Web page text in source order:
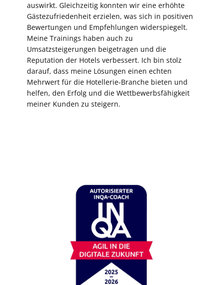
auswirkt. Gleichzeitig konnten wir eine erhöhte
Gästezufriedenheit erzielen, was sich in positiven
Bewertungen und Empfehlungen widerspiegelt.
Meine Trainings haben auch zu
Umsatzsteigerungen beigetragen und die
Reputation der Hotels verbessert. Ich bin stolz
darauf, dass meine Lösungen einen echten
Mehrwert für die Hotellerie-Branche bieten und
helfen, den Erfolg und die Wettbewerbsfähigkeit
meiner Kunden zu steigern.